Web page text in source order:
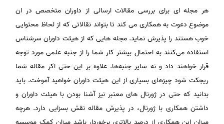
هر مجله ای برای بررسی مقالات ارسالی از داوران متخصص در ان
موضوع دعوت به همکاری می کند تا بتواند نقالاتی که از لحاظ محتوایی
خوب هستند را پذیرش نماید. مجله هایی که از هیئت داوران سرشناس
استفاده می‌کنند به احتمال بیشتر کار شما را از جنبه علمی مورد توجه
قرار خواهند داد و نه سایر جنبه‌ها. علاوه بر این حتی اکر مقاله شما
ریجکت شود چیزهای بسیاری از این هیئت داوران خواهید آموخت. باید
بدانید که حتی در ژورنال های معتبر نیز آشنا بودن با هیئت داوران و
داشتن همکاری با ژورنال، در پذیرش مقاله نقش بسزایی دارد. هرچه